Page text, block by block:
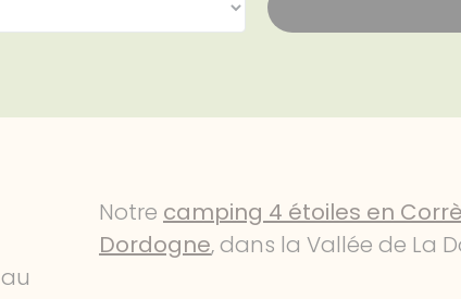
au
Notre camping 4 étoiles en
Dordogne, dans la Vallée de La